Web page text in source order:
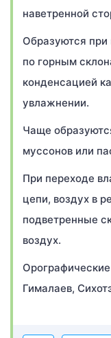
наветренной
Образуются
по горным
конденсацией
увлажнении.
Чаще
муссонов или
При переходе
цепи, воздух в
подветренные
воздух.
Гималаев,